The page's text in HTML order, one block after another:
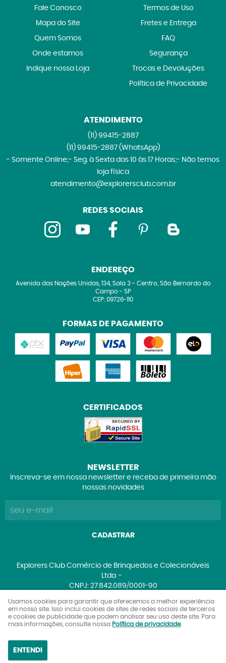
Fale Conosco
Mapa do Site
Quem Somos
Onde estamos
Indique nossa Loja
Termos de Uso
Fretes e Entrega
FAQ
Segurança
Trocas e Devoluções
Política de Privacidade
ATENDIMENTO
(11)99415-2887
(11)99415-2887 (WhatsApp)
- Somente Online;- Seg. à Sexta das 10 às 17 Horas;- Não temos
loja física
atendimento@explorersclub.com.br
REDES SOCIAIS
ENDEREÇO
Avenida das Nações Unidas, 134, Sala 3- Centro, São Bernardo do
Campo- SP
CEP: 09726-110
FORMAS DE PAGAMENTO
CERTIFICADOS
NEWSLETTER
Inscreva-se em nossa newsletter e receba de primeira mão
nossas novidades
CADASTRAR
Explorers Club Comércio de Brinquedos e Colecionáveis
Ltda
CNPJ: 27.842.089/0001-90
LOJA VIRTUAL CRIADA POR
Usamos cookies para garantir que oferecemos a melhor experiência
em nosso site. Isso inclui cookies de sites de redes sociais de terceiros
e cookies de publicidade que podem analisar seu uso deste site. Para
mais informações, consulte nossa Política de privacidade.
ENTENDI